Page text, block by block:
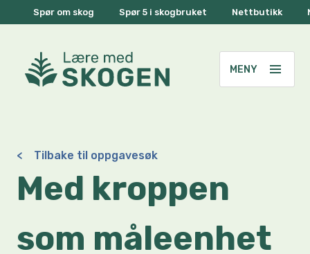
Spør om skog Spør 5 i skogbruket Nettbutikk
< Tilbake til oppgavesøk
Med kroppen
som måleenhet